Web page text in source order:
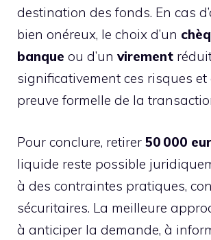
destination des fonds. En cas
bien onéreux, le choix d’un
banque ou d’un virement
significativement ces risques
preuve formelle de la
Pour conclure, retirer 50 000
liquide reste possible
à des contraintes pratiques,
sécuritaires. La meilleure
à anticiper la demande, à